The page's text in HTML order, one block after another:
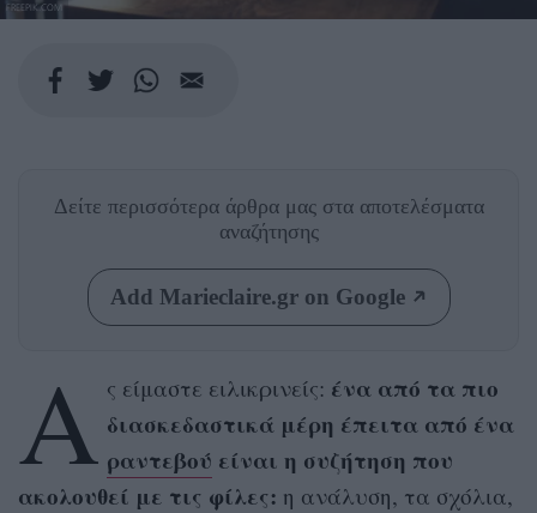
FREEPIK.COM
Δείτε περισσότερα άρθρα μας στα αποτελέσματα
αναζήτησης
Add Marieclaire.gr on Google
Α ς είμαστε ειλικρινείς: ένα από τα πιο
διασκεδαστικά μέρη έπειτα από ένα
ραντεβού είναι η συζήτηση που
ακολουθεί με τις φίλες: η ανάλυση, τα σχόλια,